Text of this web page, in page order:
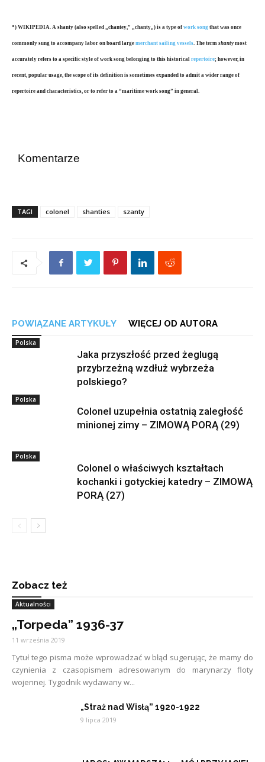
*) WIKIPEDIA. A shanty (also spelled „chantey,” „chanty„) is a type of work song that was once
commonly sung to accompany labor on board large merchant sailing vessels. The term shanty most
accurately refers to a specific style of work song belonging to this historical repertoire; however, in
recent, popular usage, the scope of its definition is sometimes expanded to admit a wider range of
repertoire and characteristics, or to refer to a “maritime work song” in general.
Komentarze
TAGI colonel shanties szanty
POWIĄZANE ARTYKUŁY WIĘCEJ OD AUTORA
Polska
Jaka przyszłość przed żeglugą
przybrzeżną wzdłuż wybrzeża
polskiego?
Polska
Colonel uzupełnia ostatnią zaległość
minionej zimy – ZIMOWĄ PORĄ (29)
Polska
Colonel o właściwych kształtach
kochanki i gotyckiej katedry – ZIMOWĄ
PORĄ (27)
Zobacz też
Aktualności
„Torpeda” 1936-37
11 września 2019
Tytuł tego pisma może wprowadzać w błąd sugerując, że mamy do
czynienia z czasopismem adresowanym do marynarzy floty
wojennej. Tygodnik wydawany w...
„Straż nad Wisłą” 1920-1922
9 lipca 2019